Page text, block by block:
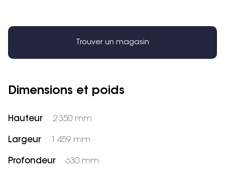
Trouver un magasin
Dimensions et poids
Hauteur 2 350 mm
Largeur 1 459 mm
Profondeur 630 mm